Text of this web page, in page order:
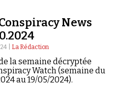
News
| La Rédaction
la semaine décryptée
Watch (semaine du
au 19/05/2024).